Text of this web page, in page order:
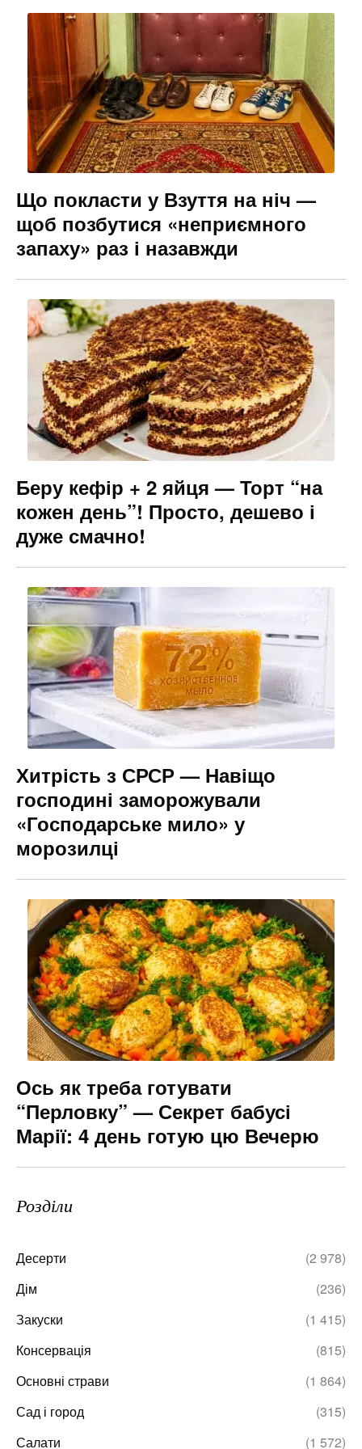
Що покласти у Взуття на ніч —
щоб позбутися «неприємного
запаху» раз і назавжди
Беру кефір + 2 яйця — Торт “на
кожен день”! Просто, дешево і
дуже смачно!
Хитрість з СРСР — Навіщо
господині заморожували
«Господарське мило» у
морозилці
Ось як треба готувати
“Перловку” — Секрет бабусі
Марії: 4 день готую цю Вечерю
Розділи
Десерти
(2 978)
Дім
(236)
Закуски
(1 415)
Консервація
(815)
Основні страви
(1 864)
Сад і город
(315)
Салати
(1 572)